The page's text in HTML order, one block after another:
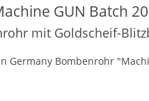
GUN Batch
mit Goldscheif-
Germany Bombenrohr